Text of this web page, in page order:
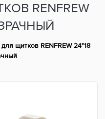
RENFREW
щитков RENFREW 24*18